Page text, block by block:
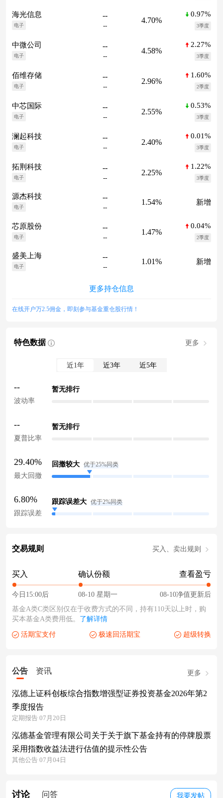
海光信息
电子
--
--
4.70%
0.97%
3季度
中微公司
电子
--
--
4.58%
2.27%
3季度
佰维存储
电子
--
--
2.96%
1.60%
2季度
中芯国际
电子
--
--
2.55%
0.53%
3季度
澜起科技
电子
--
--
2.40%
0.01%
3季度
拓荆科技
电子
--
--
2.25%
1.22%
3季度
源杰科技
电子
--
--
1.54% 新增
芯原股份
电子
--
--
1.47%
0.04%
2季度
盛美上海
电子
--
--
1.01% 新增
更多持仓信息
在线开户万2.5佣金，即刻参与基金重仓股行情！
特色数据 更多
近1年 近3年 近5年
--
波动率
暂无排行
--
夏普比率
暂无排行
29.40%
最大回撤
回撤较大 优于25%同类
6.80%
跟踪误差
跟踪误差大 优于2%同类
交易规则 买入、卖出规则
买入
今日15:00后
确认份额
08-10 星期一
查看盈亏
08-10净值更新后
基金A类C类区别仅在于收费方式的不同，持有110天以上时，购
买本基金A类费用低。 了解详情
活期宝支付 极速回活期宝 超级转换
公告 资讯 更多
泓德上证科创板综合指数增强型证券投资基金2026年第2
季度报告
定期报告 07月20日
泓德基金管理有限公司关于关于旗下基金持有的停牌股票
采用指数收益法进行估值的提示性公告
其他公告 07月04日
我要发帖
讨论 问答